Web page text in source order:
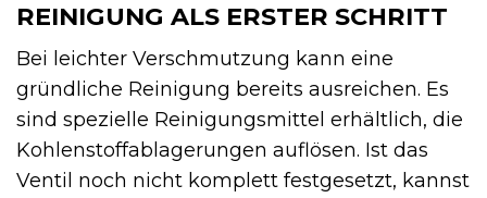
REINIGUNG ALS ERSTER SCHRITT
Bei leichter Verschmutzung kann eine
gründliche Reinigung bereits ausreichen. Es
sind spezielle Reinigungsmittel erhältlich, die
Kohlenstoffablagerungen auflösen. Ist das
Ventil noch nicht komplett festgesetzt, kannst